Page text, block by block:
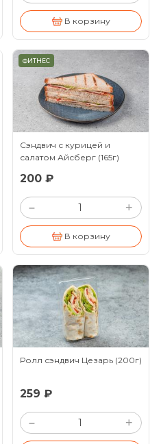
В корзину
ФИТНЕС
Сэндвич с курицей и
салатом Айсберг (165г)
200 ₽
– +
В корзину
Ролл сэндвич Цезарь (200г)
259 ₽
– +